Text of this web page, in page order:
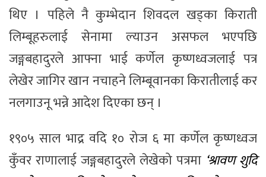
थिए । पहिले नै कुम्भेदान शिवदल खड्का किराती
लिम्बूहरुलाई सेनामा ल्याउन असफल भएपछि
जङ्गबहादुरले आफ्ना भाई कर्णेल कृष्णध्वजलाई पत्र
लेखेर जागिर खान नचाहने लिम्बूवानका किरातीलाई कर
नलगाउनू भन्ने आदेश दिएका छन् ।
१९०५ साल भाद्र वदि १० रोज ६ मा कर्णेल कृष्णध्वज
कुँवर राणालाई जङ्गबहादुरले लेखेको पत्रमा ‘श्रावण शुदि